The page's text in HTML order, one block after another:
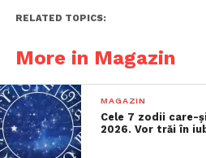
RELATED TOPICS:
More in Magazin
MAGAZIN
Cele 7 zodii care-
2026. Vor trăi în